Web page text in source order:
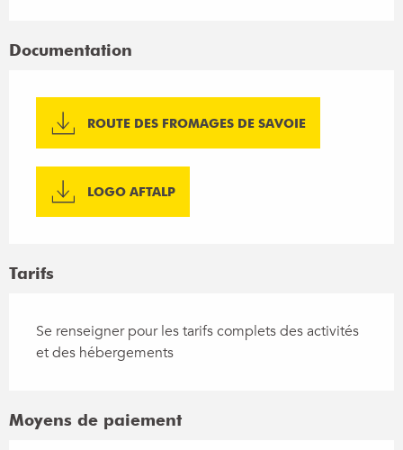
Documentation
ROUTE DES FROMAGES DE SAVOIE
LOGO AFTALP
Tarifs
Se renseigner pour les tarifs complets des activités
et des hébergements
Moyens de paiement